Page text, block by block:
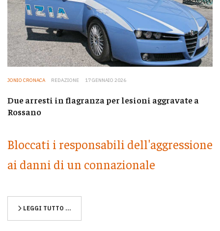
JONIO CRONACA REDAZIONE 17 GENNAIO 2026
Due arresti in flagranza per lesioni aggravate a
Rossano
Bloccati i responsabili dell'aggressione
ai danni di un connazionale
LEGGI TUTTO …